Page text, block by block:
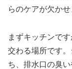
らのケアが欠かせ
まずキッチンで
交わる場所です
ち、排水口の臭